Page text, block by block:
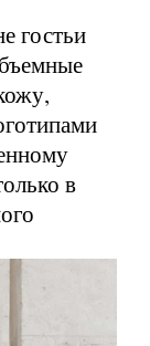
гостьи
в